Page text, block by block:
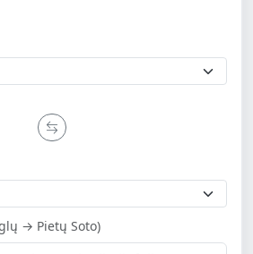
→ Pietų Soto)